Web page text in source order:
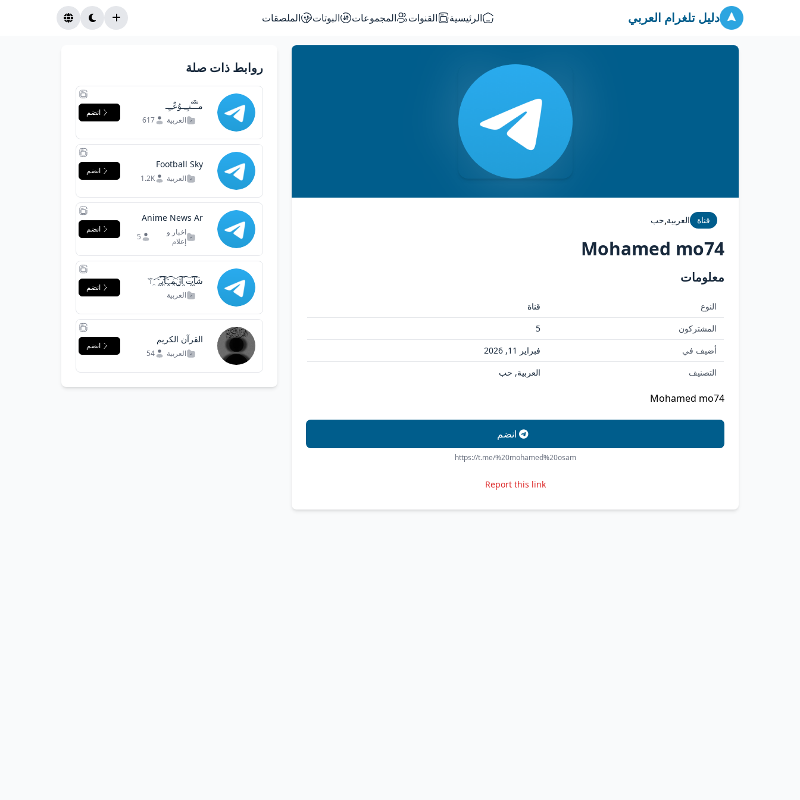
دليل تلغرام العربي الرئيسية القنوات المجموعات البوتات الملصقات
قناة العربية,حب
Mohamed mo74
معلومات
النوع
قناة
المشتركون
5
أضيف في
فبراير 11, 2026
التصنيف
العربية, حب
Mohamed mo74
انضم
https://t.me/%20mohamed%20osam
Report this link
روابط ذات صلة
مـْـْْـْنـِِـِـوُعٌـِـِِـ
العربية 617
انضم
Football Sky
العربية 1.2K
انضم
Anime News Ar
اخبار و
إعلام
5
انضم
ش̯͡آ̯͡ت̯͡ آ̯͡ݪ̯͡م̯͡ہ̯͡آ̯͡ب̯͡ہ̯͡ ⚚
العربية
انضم
القرآن الكريم
العربية 54
انضم